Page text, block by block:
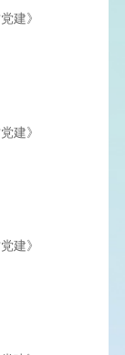
建》
建》
建》